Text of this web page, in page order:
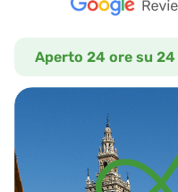
Aperto 24 ore su 24